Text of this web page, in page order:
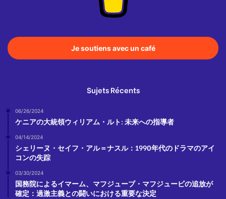
Je soutiens avec un café
Sujets Récents
06/26/2024
ケニアの大統領ウィリアム・ルト: 未来への指導者
04/14/2024
シェリーヌ・セイフ・アル＝ナスル：1990年代のドラマのアイ
コンの失踪
03/30/2024
国務院によるイマーム、マフジューブ・マフジュービの追放が
確定：過激主義との闘いにおける重要な決定